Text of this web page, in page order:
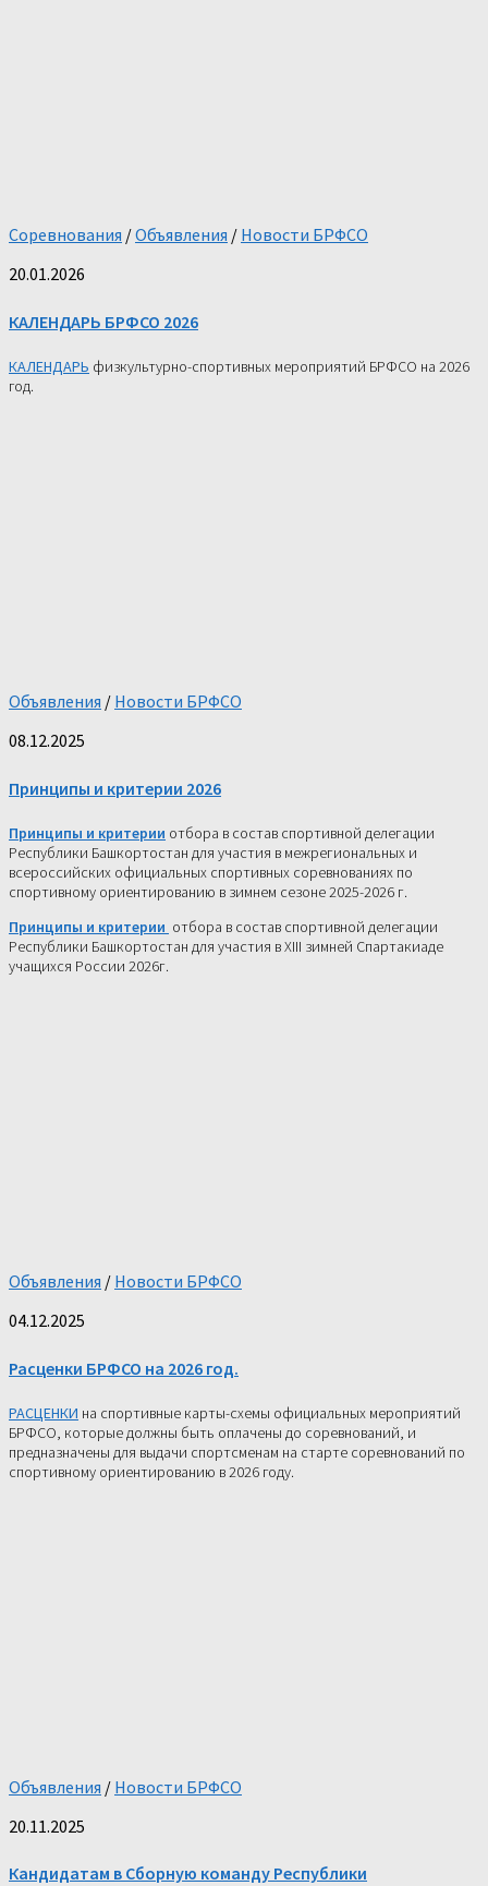
Соревнования /Объявления / Новости БРФСО
20.01.2026
КАЛЕНДАРЬ БРФСО 2026
КАЛЕНДАРЬ физкультурно-спортивных мероприятий БРФСО на 2026
год.
Объявления / Новости БРФСО
08.12.2025
Принципы и критерии 2026
Принципы и критерии отбора в состав спортивной делегации
Республики Башкортостан для участия в межрегиональных и
всероссийских официальных спортивных соревнованиях по
спортивному ориентированию в зимнем сезоне 2025-2026 г.
Принципы и критерии отбора в состав спортивной делегации
Республики Башкортостан для участия в ХIII зимней Спартакиаде
учащихся России 2026г.
Объявления / Новости БРФСО
04.12.2025
Расценки БРФСО на 2026 год.
РАСЦЕНКИ на спортивные карты-схемы официальных мероприятий
БРФСО, которые должны быть оплачены до соревнований, и
предназначены для выдачи спортсменам на старте соревнований по
спортивному ориентированию в 2026 году.
Объявления / Новости БРФСО
20.11.2025
Кандидатам в Сборную команду Республики